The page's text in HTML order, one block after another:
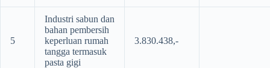
5
Industri sabun dan
bahan pembersih
keperluan rumah
tangga termasuk
pasta gigi
3.830.438,-